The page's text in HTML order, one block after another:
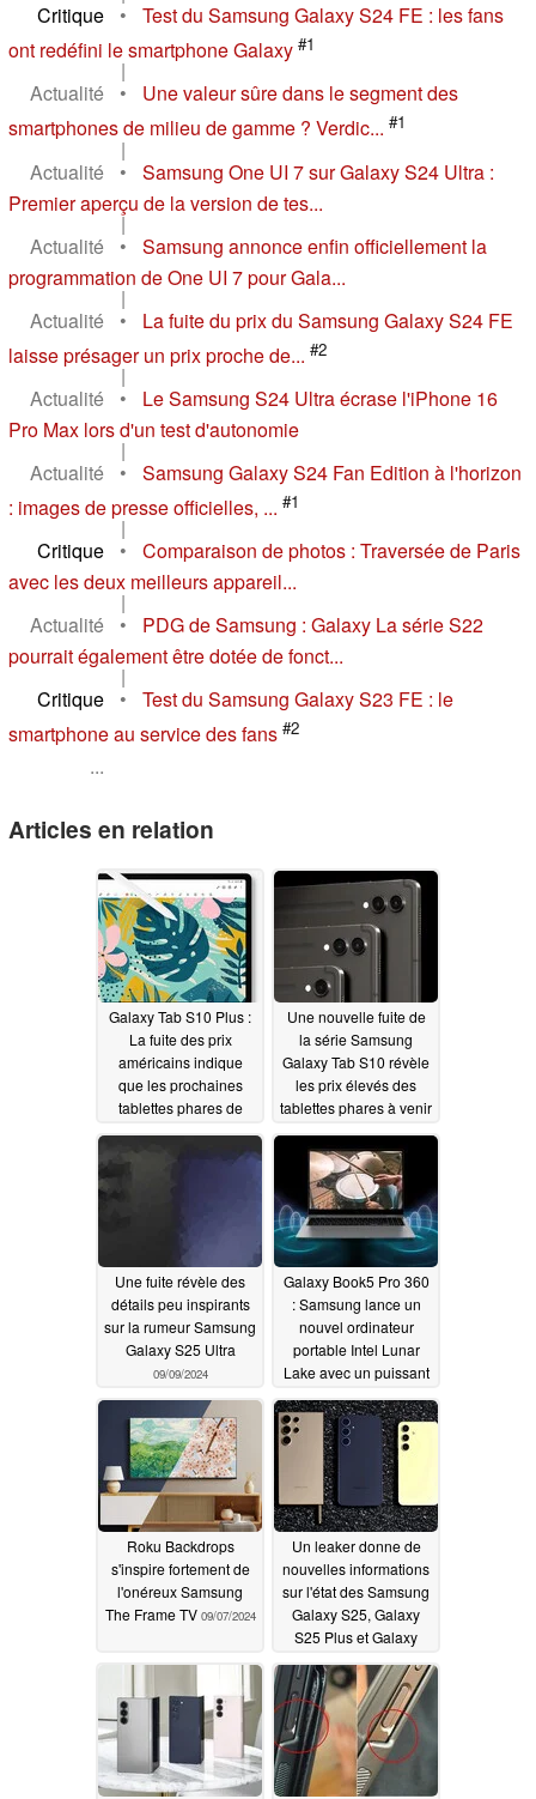
Critique
•
Test du Samsung Galaxy S24 FE : les fans
ont redéfini le smartphone Galaxy #1
|
Actualité
•
Une valeur sûre dans le segment des
smartphones de milieu de gamme ? Verdic... #1
|
Actualité
•
Samsung One UI 7 sur Galaxy S24 Ultra :
Premier aperçu de la version de tes...
|
Actualité
•
Samsung annonce enfin officiellement la
programmation de One UI 7 pour Gala...
|
Actualité
•
La fuite du prix du Samsung Galaxy S24 FE
laisse présager un prix proche de... #2
|
Actualité
•
Le Samsung S24 Ultra écrase l'iPhone 16
Pro Max lors d'un test d'autonomie
|
Actualité
•
Samsung Galaxy S24 Fan Edition à l'horizon
: images de presse officielles, ... #1
|
Critique
•
Comparaison de photos : Traversée de Paris
avec les deux meilleurs appareil...
|
Actualité
•
PDG de Samsung : Galaxy La série S22
pourrait également être dotée de fonct...
|
Critique
•
Test du Samsung Galaxy S23 FE : le
smartphone au service des fans #2
...
Articles en relation
Galaxy Tab S10 Plus :
La fuite des prix
américains indique
que les prochaines
tablettes phares de
de départ élevé
Une nouvelle fuite de
la série Samsung
Galaxy Tab S10 révèle
les prix élevés des
tablettes phares à venir
09/09/2024
Une fuite révèle des
détails peu inspirants
sur la rumeur Samsung
Galaxy S25 Ultra
09/09/2024
Galaxy Book5 Pro 360
: Samsung lance un
nouvel ordinateur
portable Intel Lunar
Lake avec un puissant
140V, une batterie de
76 Wh et un écran
AMOLED de 16
pouces
09/07/2024
Roku Backdrops
s'inspire fortement de
l'onéreux Samsung
The Frame TV 09/07/2024
Un leaker donne de
nouvelles informations
sur l'état des Samsung
Galaxy S25, Galaxy
S25 Plus et Galaxy
09/06/2024